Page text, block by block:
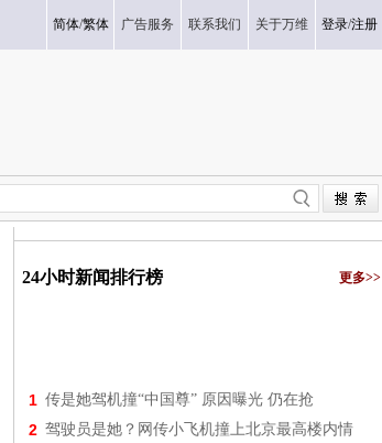
简体/繁体 广告服务 联系我们 关于万维 登录/注册
24小时新闻排行榜 更多>>
1 传是她驾机撞“中国尊” 原因曝光 仍在抢
2 驾驶员是她？网传小飞机撞上北京最高楼内情